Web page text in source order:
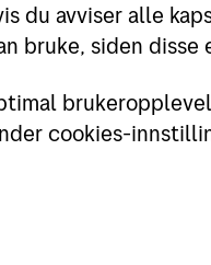
du avviser alle
bruke, siden disse
cookies-